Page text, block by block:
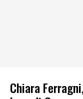
Chiara